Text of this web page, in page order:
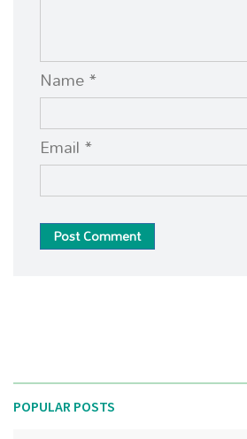
Name *
Email *
Post Comment
POPULAR POSTS